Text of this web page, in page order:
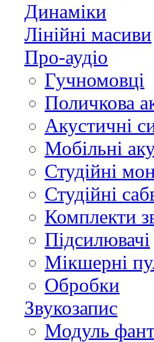
Динаміки
Лінійні масиви
Про-аудіо
Гучномовці
Поличкова
Акустичні
Мобільні
Студійні
Студійні
Комплекти
Підсилювачі
Мікшерні
Обробки
Звукозапис
Модуль